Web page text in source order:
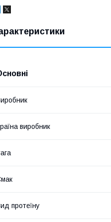
виробник
протеїну